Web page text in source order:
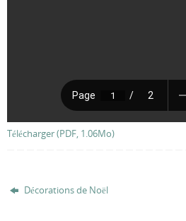
Télécharger (PDF, 1.06Mo)
Décorations de Noël